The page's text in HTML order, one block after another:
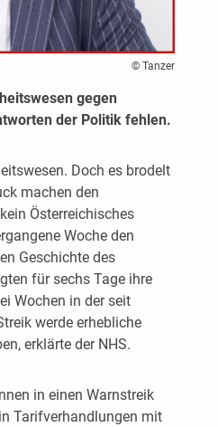
© Tanzer
gegen
der Politik fehlen.
Doch es brodelt
machen den
Österreichisches
Woche den
Geschichte des
für sechs Tage ihre
Wochen in der seit
werde erhebliche
erklärte der NHS.
in einen Warnstreik
Tarifverhandlungen mit